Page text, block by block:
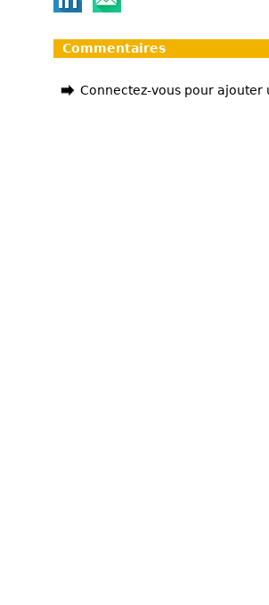
Commentaires
Connectez-vous pour